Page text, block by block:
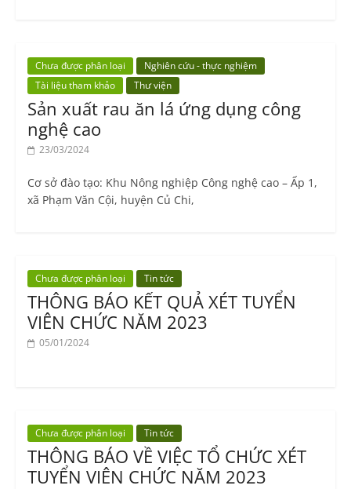
Chưa được phân loại
Nghiên cứu - thực nghiệm
Tài liệu tham khảo
Thư viện
Sản xuất rau ăn lá ứng dụng công
nghệ cao
23/03/2024
Cơ sở đào tạo: Khu Nông nghiệp Công nghệ cao – Ấp 1,
xã Phạm Văn Cội, huyện Củ Chi,
Chưa được phân loại Tin tức
THÔNG BÁO KẾT QUẢ XÉT TUYỂN
VIÊN CHỨC NĂM 2023
05/01/2024
Chưa được phân loại Tin tức
THÔNG BÁO VỀ VIỆC TỔ CHỨC XÉT
TUYỂN VIÊN CHỨC NĂM 2023